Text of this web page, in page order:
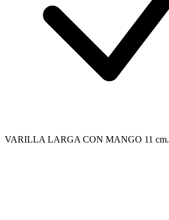
VARILLA LARGA CON MANGO 11 cm.